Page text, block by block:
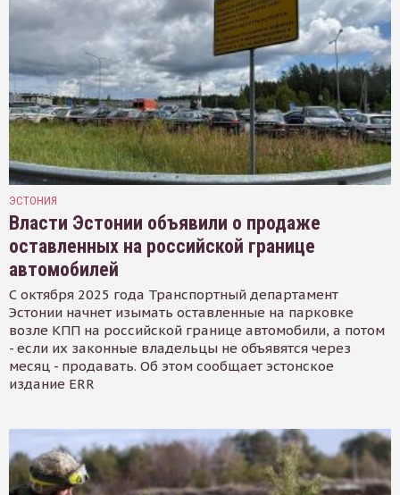
ЭСТОНИЯ
Власти Эстонии объявили о продаже
оставленных на российской границе
автомобилей
С октября 2025 года Транспортный департамент
Эстонии начнет изымать оставленные на парковке
возле КПП на российской границе автомобили, а потом
- если их законные владельцы не объявятся через
месяц - продавать. Об этом сообщает эстонское
издание ERR